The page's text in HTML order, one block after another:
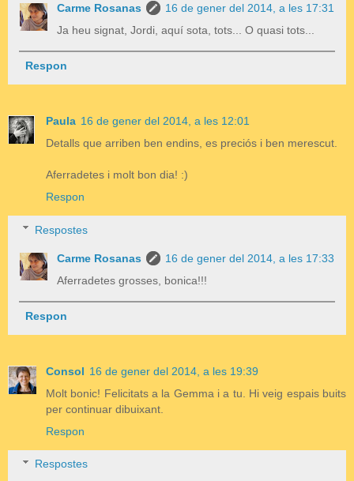
Carme Rosanas
16 de gener del 2014, a les 17:31
Ja heu signat, Jordi, aquí sota, tots... O quasi tots...
Respon
Paula 16 de gener del 2014, a les 12:01
Detalls que arriben ben endins, es preciós i ben merescut.
Aferradetes i molt bon dia! :)
Respon
Respostes
Carme Rosanas
16 de gener del 2014, a les 17:33
Aferradetes grosses, bonica!!!
Respon
Consol 16 de gener del 2014, a les 19:39
Molt bonic! Felicitats a la Gemma i a tu. Hi veig espais buits
per continuar dibuixant.
Respon
Respostes